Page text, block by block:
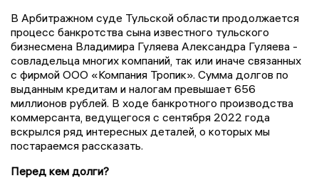
В Арбитражном суде Тульской области продолжается
процесс банкротства сына известного тульского
бизнесмена Владимира Гуляева Александра Гуляева -
совладельца многих компаний, так или иначе связанных
с фирмой ООО «Компания Тропик». Сумма долгов по
выданным кредитам и налогам превышает 656
миллионов рублей. В ходе банкротного производства
коммерсанта, ведущегося с сентября 2022 года
вскрылся ряд интересных деталей, о которых мы
постараемся рассказать.
Перед кем долги?